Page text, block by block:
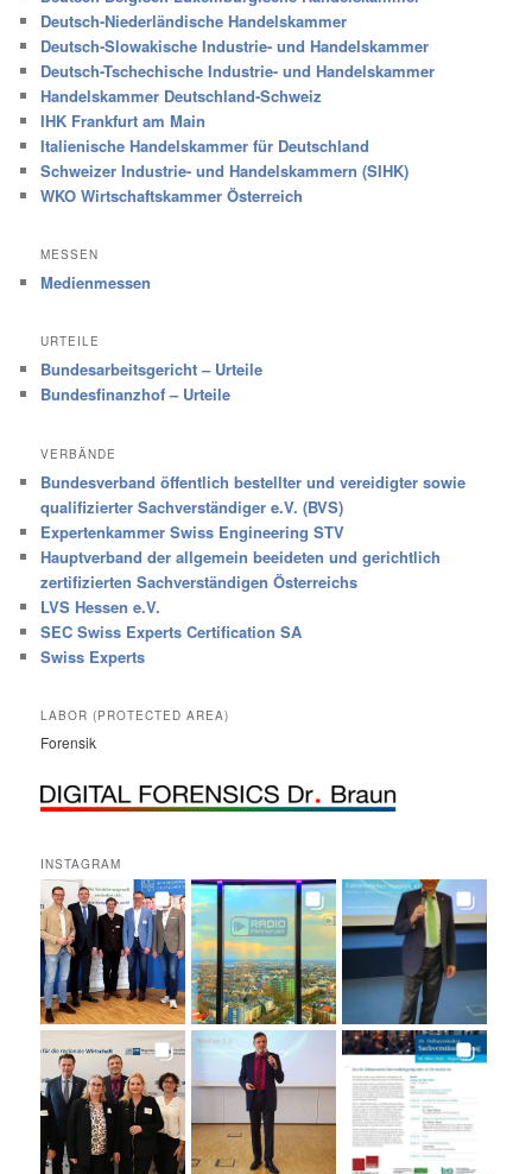
Deutsch-Niederländische Handelskammer
Deutsch-Slowakische Industrie- und Handelskammer
Deutsch-Tschechische Industrie- und Handelskammer
Handelskammer Deutschland-Schweiz
IHK Frankfurt am Main
Italienische Handelskammer für Deutschland
Schweizer Industrie- und Handelskammern (SIHK)
WKO Wirtschaftskammer Österreich
MESSEN
Medienmessen
URTEILE
Bundesarbeitsgericht – Urteile
Bundesfinanzhof – Urteile
VERBÄNDE
Bundesverband öffentlich bestellter und vereidigter sowie
qualifizierter Sachverständiger e.V. (BVS)
Expertenkammer Swiss Engineering STV
Hauptverband der allgemein beeideten und gerichtlich
zertifizierten Sachverständigen Österreichs
LVS Hessen e.V.
SEC Swiss Experts Certification SA
Swiss Experts
LABOR (PROTECTED AREA)
Forensik
INSTAGRAM